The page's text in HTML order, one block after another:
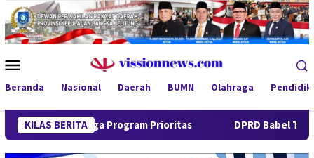
Loncat
ke
konten
Mobile
Beranda Nasional Daerah BUMN Olahraga
KILAS BERITA
Jaga Program Prioritas DPRD Babel Tekankan